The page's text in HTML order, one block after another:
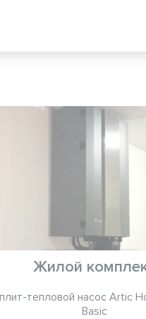
что
экономия энергии.
Жилой
тепловой насос Artic
Basic